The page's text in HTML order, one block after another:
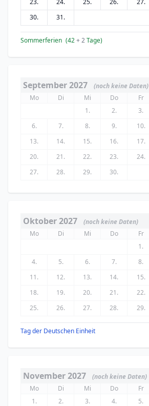
23.
24. 25. 26. 27.
30.
31.
Sommerferien (42+ 2Tage)
September 2027
(noch keine Daten)
Mo
Di Mi Do Fr
1.
2. 3.
6.
7. 8. 9. 10.
13.
14. 15. 16. 17.
20.
21. 22. 23. 24.
27.
28. 29. 30.
Oktober 2027
(noch keine Daten)
Mo
Di Mi Do Fr
1.
4.
5. 6. 7. 8.
11.
12. 13. 14. 15.
18.
19. 20. 21. 22.
25.
26. 27. 28. 29.
Tag der Deutschen Einheit
November 2027
(noch keine Daten)
Mo
Di Mi Do Fr
1.
2. 3. 4. 5.